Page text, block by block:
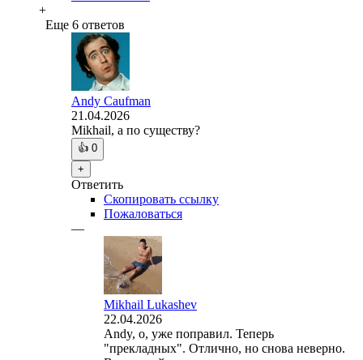
+
Еще 6 ответов
Andy Caufman
21.04.2026
Mikhail, а по существу?
👍 0
+
Ответить
Скопировать ссылку
Пожаловаться
—
Mikhail Lukashev
22.04.2026
Andy, о, уже поправил. Теперь
"прекладных". Отлично, но снова неверно.